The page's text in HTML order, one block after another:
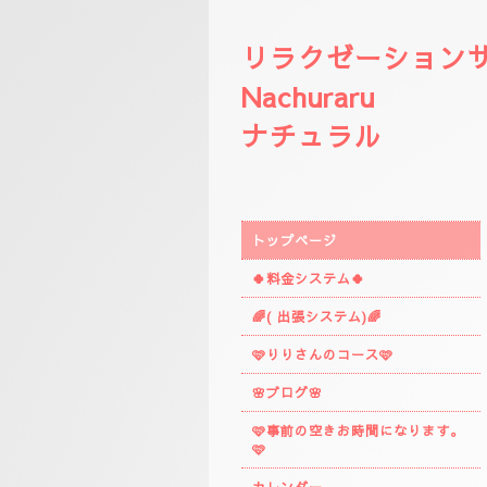
リラクゼーション
Nachuraru
ナチュラル
トップページ
🍀料金システム🍀
🌈( 出張システム)🌈
🩷りりさんのコース🩷
🌸ブログ🌸
🩷事前の空きお時間になります。
🩷